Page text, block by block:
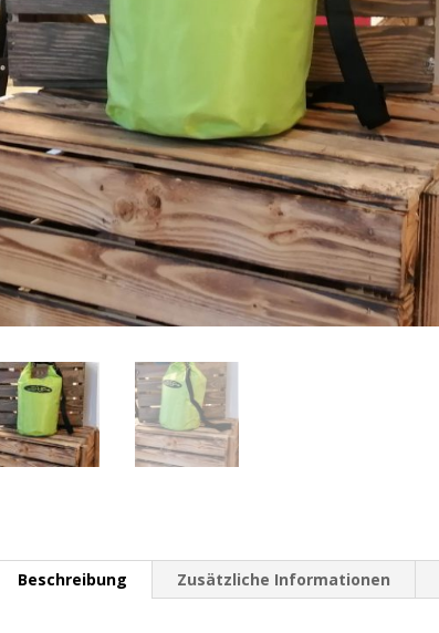
Beschreibung Zusätzliche Informationen